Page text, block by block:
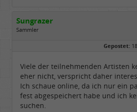
Sungrazer
Sammler
Gepostet:
Viele der teilnehmenden Artisten
eher nicht, verspricht daher
Ich schaue online, da ich nur ein
fest abgespeichert habe und ich
suchen.